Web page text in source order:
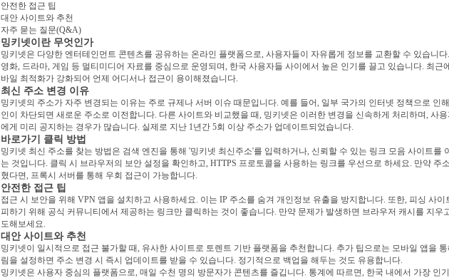
안전한 접근 팁
대안 사이트와 추천
자주 묻는 질문(Q&A)
밍키넷이란 무엇인가
밍키넷은 다양한 엔터테인먼트 콘텐츠를 공유하는 온라인 플랫폼으로, 사용자들이 자유롭게 정보를 교환할 수 있습니다
영화, 드라마, 게임 등 멀티미디어 자료를 중심으로 운영되며, 한국 사용자들 사이에서 높은 인기를 끌고 있습니다. 최근
바일 최적화가 강화되어 언제 어디서나 접근이 용이해졌습니다.
최신 주소 변경 이유
밍키넷의 주소가 자주 변경되는 이유는 주로 규제나 서버 이슈 때문입니다. 예를 들어, 일부 국가의 인터넷 정책으로 인해
인이 차단되면 새로운 주소로 이전합니다. 다른 사이트와 비교했을 때, 밍키넷은 이러한 변경을 신속하게 처리하며, 사용
에게 미리 공지하는 경우가 많습니다. 실제로 지난 1년간 5회 이상 주소가 업데이트되었습니다.
바로가기 클릭 방법
밍키넷 최신 주소를 찾는 방법은 검색 엔진을 통해 '밍키넷 최신주소'를 입력하거나, 신뢰할 수 있는 링크 모음 사이트를
는 것입니다. 클릭 시 브라우저의 보안 설정을 확인하고, HTTPS 프로토콜을 사용하는 링크를 우선으로 하세요. 만약 주
혔다면, 프록시 서버를 통해 우회 접근이 가능합니다.
안전한 접근 팁
접근 시 보안을 위해 VPN 앱을 설치하고 사용하세요. 이는 IP 주소를 숨겨 개인정보 유출을 방지합니다. 또한, 피싱 사이
피하기 위해 공식 커뮤니티에서 제공하는 링크만 클릭하는 것이 좋습니다. 만약 문제가 발생하면 브라우저 캐시를 지우
도해보세요.
대안 사이트와 추천
밍키넷이 일시적으로 접근 불가할 때, 유사한 사이트로 토렌트 기반 플랫폼을 추천합니다. 추가 팁으로는 모바일 앱을
림을 설정하면 주소 변경 시 즉시 업데이트를 받을 수 있습니다. 정기적으로 백업을 해두는 것도 유용합니다.
밍키넷은 사용자 중심의 플랫폼으로, 매일 수천 명의 방문자가 콘텐츠를 즐깁니다. 통계에 따르면, 한국 내에서 가장 인